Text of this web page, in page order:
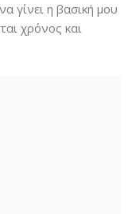
γίνει η βασική μου
χρόνος και